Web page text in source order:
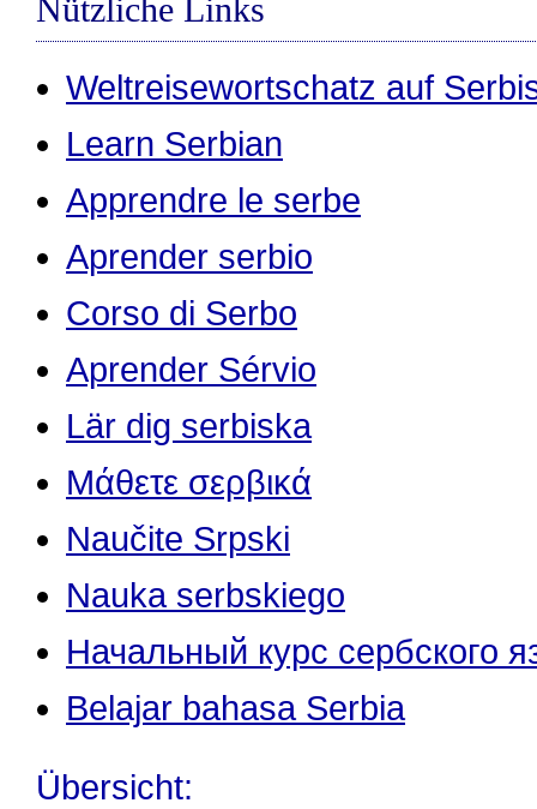
Nützliche Links
Weltreisewortschatz auf
Learn Serbian
Apprendre le serbe
Aprender serbio
Corso di Serbo
Aprender Sérvio
Lär dig serbiska
Μάθετε σερβικά
Naučite Srpski
Nauka serbskiego
Начальный курс сербского
Belajar bahasa Serbia
Übersicht: